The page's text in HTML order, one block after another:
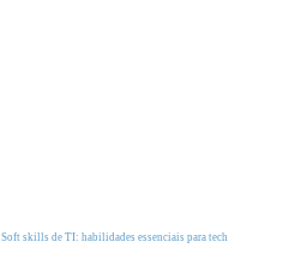
Soft skills de TI: habilidades essenciais para tech